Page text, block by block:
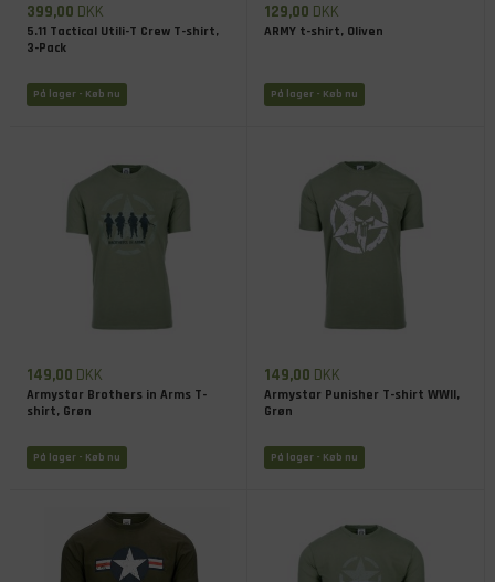
399,00 DKK
5.11 Tactical Utili-T Crew T-shirt,
3-Pack
På lager - Køb nu
129,00 DKK
ARMY t-shirt, Oliven
På lager - Køb nu
149,00 DKK
Armystar Brothers in Arms T-
shirt, Grøn
På lager - Køb nu
149,00 DKK
Armystar Punisher T-shirt WWII,
Grøn
På lager - Køb nu